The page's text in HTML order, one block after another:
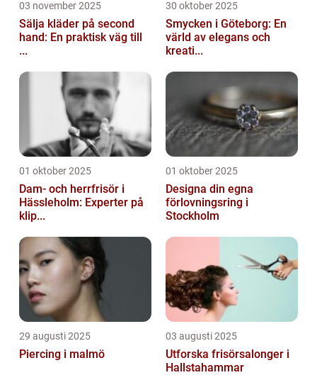
03 november 2025
Sälja kläder på second
hand: En praktisk väg till
...
30 oktober 2025
Smycken i Göteborg: En
värld av elegans och
kreati...
01 oktober 2025
Dam- och herrfrisör i
Hässleholm: Experter på
klip...
01 oktober 2025
Designa din egna
förlovningsring i
Stockholm
29 augusti 2025
Piercing i malmö
03 augusti 2025
Utforska frisörsalonger i
Hallstahammar